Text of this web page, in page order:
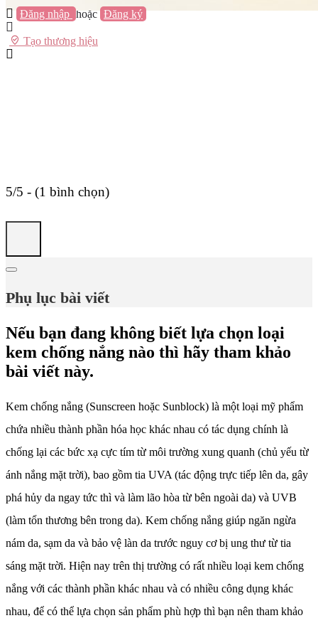
Đăng nhập hoặc Đăng ký
Tạo thương hiệu
5/5 - (1 bình chọn)
Phụ lục bài viết
Nếu bạn đang không biết lựa chọn loại
kem chống nắng nào thì hãy tham khảo
bài viết này.
Kem chống nắng (Sunscreen hoặc Sunblock) là một loại mỹ phẩm
chứa nhiều thành phần hóa học khác nhau có tác dụng chính là
chống lại các bức xạ cực tím từ môi trường xung quanh (chủ yếu từ
ánh nắng mặt trời), bao gồm tia UVA (tác động trực tiếp lên da, gây
phá hủy da ngay tức thì và làm lão hòa từ bên ngoài da) và UVB
(làm tổn thương bên trong da). Kem chống nắng giúp ngăn ngừa
nám da, sạm da và bảo vệ làn da trước nguy cơ bị ung thư từ tia
sáng mặt trời. Hiện nay trên thị trường có rất nhiều loại kem chống
nắng với các thành phần khác nhau và có nhiều công dụng khác
nhau, để có thể lựa chọn sản phẩm phù hợp thì bạn nên tham khảo